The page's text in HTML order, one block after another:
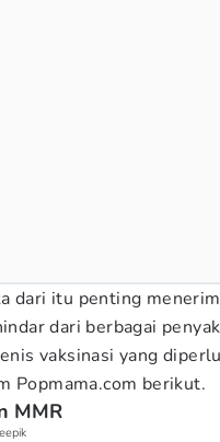
dari itu penting
dari berbagai
vaksinasi yang
Popmama.com berikut.
MMR